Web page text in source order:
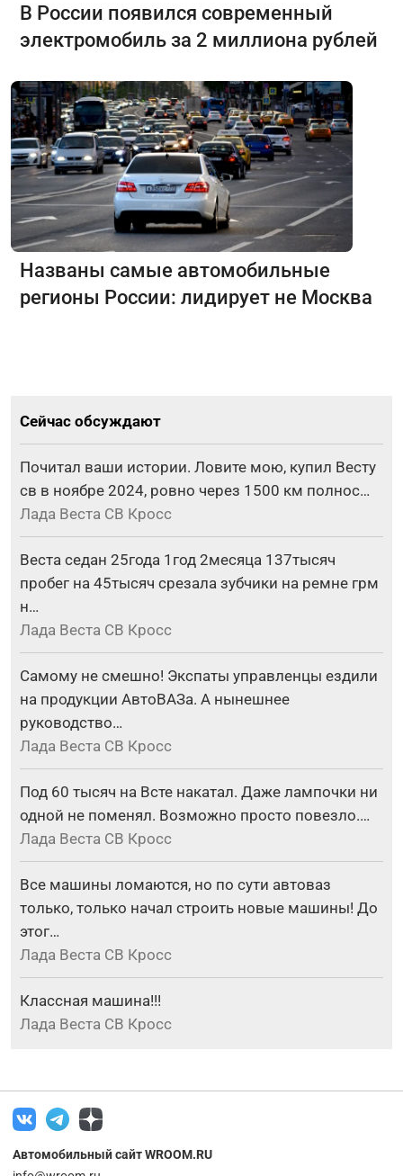
В России появился современный
электромобиль за 2 миллиона рублей
Названы самые автомобильные
регионы России: лидирует не Москва
Сейчас обсуждают
Почитал ваши истории. Ловите мою, купил Весту
св в ноябре 2024, ровно через 1500 км полнос…
Лада Веста СВ Кросс
Веста седан 25года 1год 2месяца 137тысяч
пробег на 45тысяч срезала зубчики на ремне грм
н…
Лада Веста СВ Кросс
Самому не смешно! Экспаты управленцы ездили
на продукции АвтоВАЗа. А нынешнее
руководство…
Лада Веста СВ Кросс
Под 60 тысяч на Всте накатал. Даже лампочки ни
одной не поменял. Возможно просто повезло.…
Лада Веста СВ Кросс
Все машины ломаются, но по сути автоваз
только, только начал строить новые машины! До
этог…
Лада Веста СВ Кросс
Классная машина!!!
Лада Веста СВ Кросс
Автомобильный сайт WROOM.RU